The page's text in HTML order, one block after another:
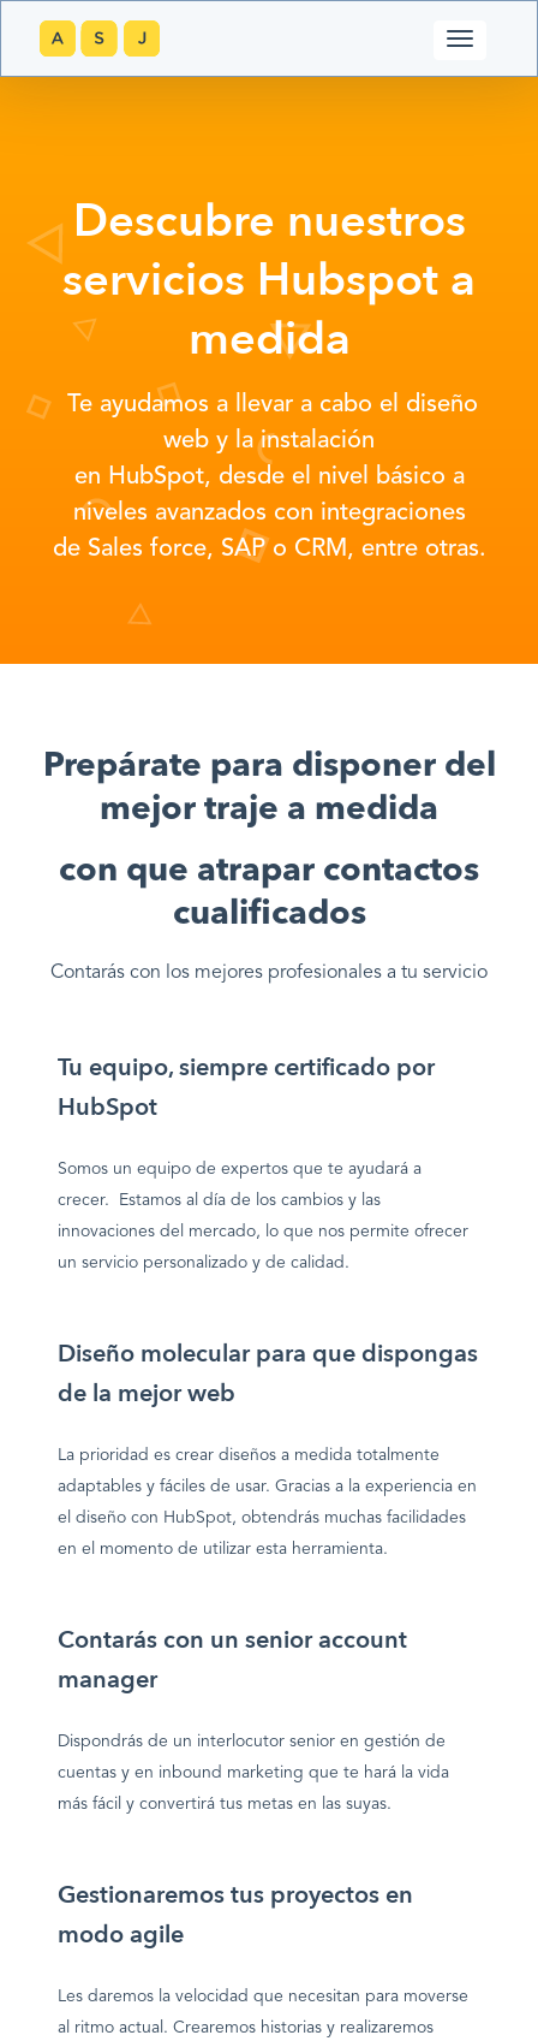
Descubre nuestros
servicios Hubspot a
medida
Te ayudamos a llevar a cabo el diseño
web y la instalación
en HubSpot, desde el nivel básico a
niveles avanzados con integraciones
de Sales force, SAP o CRM, entre otras.
Prepárate para disponer del
mejor traje a medida
con que atrapar contactos
cualificados
Contarás con los mejores profesionales a tu servicio
Tu equipo, siempre certificado por
HubSpot
Somos un equipo de expertos que te ayudará a
crecer. Estamos al día de los cambios y las
innovaciones del mercado, lo que nos permite ofrecer
un servicio personalizado y de calidad.
Diseño molecular para que dispongas
de la mejor web
La prioridad es crear diseños a medida totalmente
adaptables y fáciles de usar. Gracias a la experiencia en
el diseño con HubSpot, obtendrás muchas facilidades
en el momento de utilizar esta herramienta.
Contarás con un senior account
manager
Dispondrás de un interlocutor senior en gestión de
cuentas y en inbound marketing que te hará la vida
más fácil y convertirá tus metas en las suyas.
Gestionaremos tus proyectos en
modo agile
Les daremos la velocidad que necesitan para moverse
al ritmo actual. Crearemos historias y realizaremos